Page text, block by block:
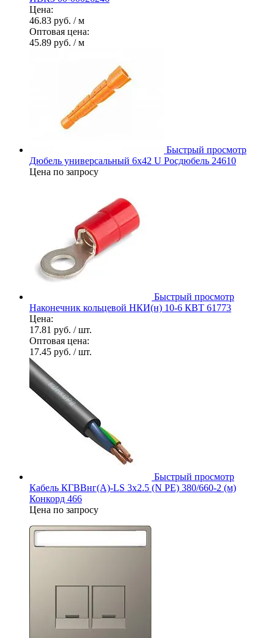
Цена:
46.83 руб. / м
Оптовая цена:
45.89 руб. / м
Быстрый просмотр
Дюбель универсальный 6х42 U Росдюбель 24610
Цена по запросу
Быстрый просмотр
Наконечник кольцевой НКИ(н) 10-6 КВТ 61773
Цена:
17.81 руб. / шт.
Оптовая цена:
17.45 руб. / шт.
Быстрый просмотр
Кабель КГВВнг(А)-LS 3х2.5 (N PE) 380/660-2 (м)
Конкорд 466
Цена по запросу